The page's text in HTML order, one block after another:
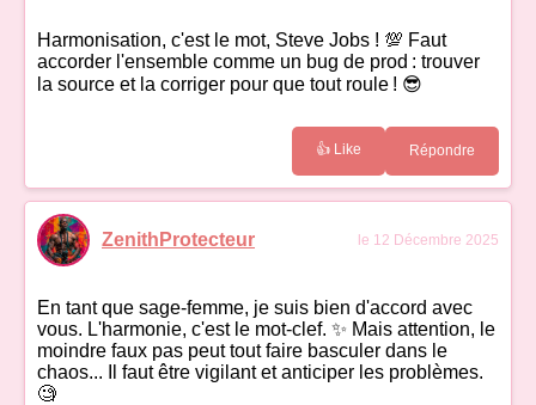
Harmonisation, c'est le mot, Steve Jobs ! 💯 Faut
accorder l'ensemble comme un bug de prod : trouver
la source et la corriger pour que tout roule ! 😎
👍 Like Répondre
ZenithProtecteur le 12 Décembre 2025
En tant que sage-femme, je suis bien d'accord avec
vous. L'harmonie, c'est le mot-clef. ✨ Mais attention, le
moindre faux pas peut tout faire basculer dans le
chaos... Il faut être vigilant et anticiper les problèmes.
🧐